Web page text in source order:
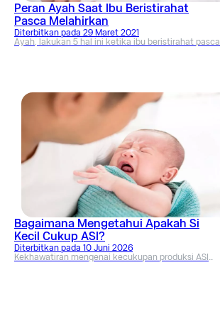
Peran Ayah Saat Ibu Beristirahat
Pasca Melahirkan
Diterbitkan pada 29 Maret 2021
Ayah, lakukan 5 hal ini ketika ibu beristirahat pasca
Bagaimana Mengetahui Apakah Si
Kecil Cukup ASI?
Diterbitkan pada 10 Juni 2026
Kekhawatiran mengenai kecukupan produksi ASI